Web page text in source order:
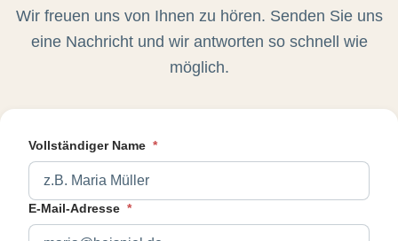
Wir freuen uns von Ihnen zu hören. Senden Sie uns
eine Nachricht und wir antworten so schnell wie
möglich.
Vollständiger Name *
E-Mail-Adresse *